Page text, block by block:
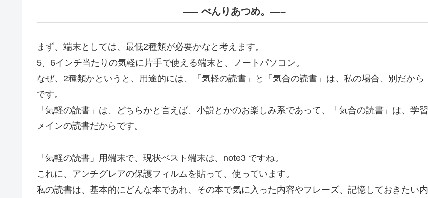
—– べんりあつめ。—–
まず、端末としては、最低2種類が必要かなと考えます。
5、6インチ当たりの気軽に片手で使える端末と、ノートパソコン。
なぜ、2種類かというと、用途的には、「気軽の読書」と「気合の読書」は、私の場合、別だから
です。
「気軽の読書」は、どちらかと言えば、小説とかのお楽しみ系であって、「気合の読書」は、学習
メインの読書だからです。
「気軽の読書」用端末で、現状ベスト端末は、note3 ですね。
これに、アンチグレアの保護フィルムを貼って、使っています。
私の読書は、基本的にどんな本であれ、その本で気に入った内容やフレーズ、記憶しておきたい内